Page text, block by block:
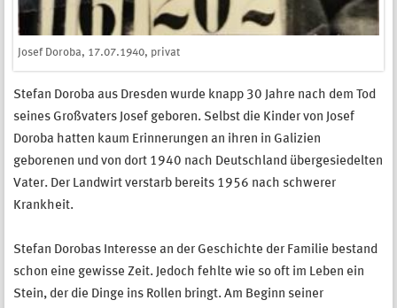
Josef Doroba, 17.07.1940, privat
Stefan Doroba aus Dresden wurde knapp 30 Jahre nach dem Tod
seines Großvaters Josef geboren. Selbst die Kinder von Josef
Doroba hatten kaum Erinnerungen an ihren in Galizien
geborenen und von dort 1940 nach Deutschland übergesiedelten
Vater. Der Landwirt verstarb bereits 1956 nach schwerer
Krankheit.
Stefan Dorobas Interesse an der Geschichte der Familie bestand
schon eine gewisse Zeit. Jedoch fehlte wie so oft im Leben ein
Stein, der die Dinge ins Rollen bringt. Am Beginn seiner